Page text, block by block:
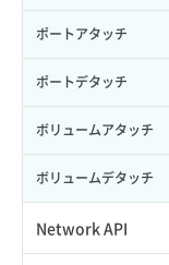
ポートアタッチ
ポートデタッチ
ボリュームアタッチ
ボリュームデタッチ
Network API